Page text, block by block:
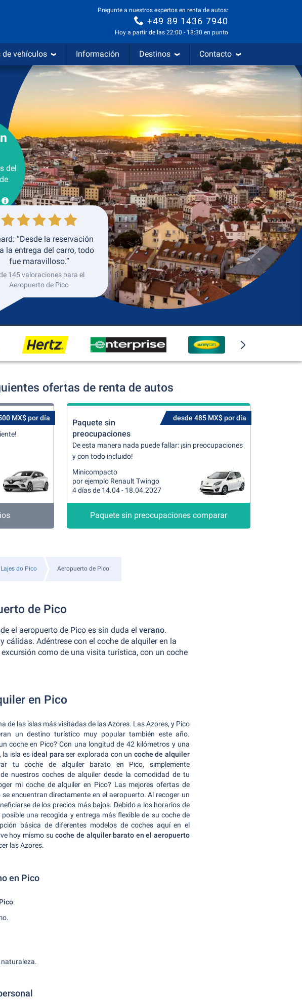
Pregunte a nuestros expertos en renta de autos:
+49 89 1436 7940
Hoy a partir de las 22:00 - 18:30 en punto
de vehículos Información Destinos Contacto
del
“Desde la reservación
la entrega del carro, todo
fue maravilloso.”
145 valoraciones para el
Aeropuerto de Pico
ofertas de renta de autos
MX$ por día desde 485 MX$ por día
Paquete sin
preocupaciones
De esta manera nada puede fallar: ¡sin preocupaciones
y con todo incluido!
Minicompacto
por ejemplo Renault Twingo
4 días de 14.04 - 18.04.2027
Paquete sin preocupaciones comparar
Lajes do Pico Aeropuerto de Pico
de Pico
el aeropuerto de Pico es sin duda el verano.
cálidas. Adéntrese con el coche de alquiler en la
como de una visita turística, con un coche
en Pico
de las islas más visitadas de las Azores. Las Azores, y Pico
un destino turístico muy popular también este año.
coche en Pico? Con una longitud de 42 kilómetros y una
la isla es ideal para ser explorada con un coche de alquiler
tu coche de alquiler barato en Pico, simplemente
nuestros coches de alquiler desde la comodidad de tu
mi coche de alquiler en Pico? Las mejores ofertas de
encuentran directamente en el aeropuerto. Al recoger un
de los precios más bajos. Debido a los horarios de
una recogida y entrega más flexible de su coche de
básica de diferentes modelos de coches aquí en el
hoy mismo sucoche de alquiler barato en el aeropuerto
las Azores.
en Pico
: